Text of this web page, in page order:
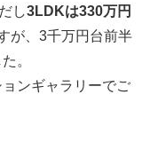
し 3LDKは330万円
が、3千万円台前半
。
ンギャラリーでご